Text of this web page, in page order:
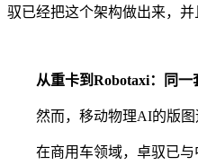
驭已经把这个架构做出来，并
从重卡到Robotaxi：同
然而，移动物理AI的版
在商用车领域，卓驭已